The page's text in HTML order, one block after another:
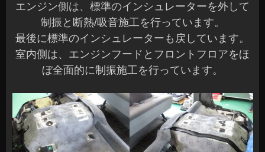
エンジン側は、標準のインシュレーターを外して
制振と断熱/吸音施工を行っています。
最後に標準のインシュレーターも戻しています。
室内側は、エンジンフードとフロントフロアをほ
ぼ全面的に制振施工を行っています。